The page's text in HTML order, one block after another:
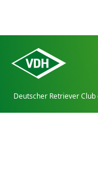
Deutscher Retriever Club